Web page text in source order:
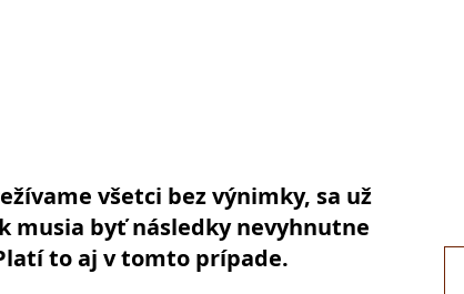
všetci bez výnimky, sa už
musia byť následky nevyhnutne
to aj v tomto prípade.